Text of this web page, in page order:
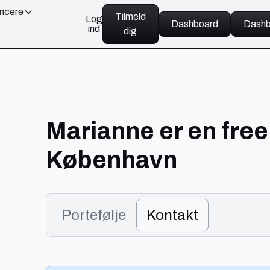
Log
ind
Tilmeld
dig
Dashboard
Marianne er en
København
Portefølje Kontakt